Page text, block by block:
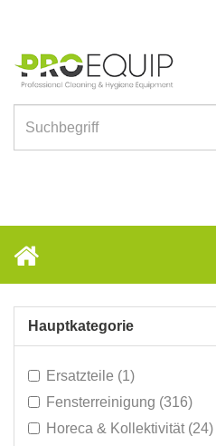
Hauptkategorie
Ersatzteile (1)
Fensterreinigung (316)
Horeca & Kollektivität (24)